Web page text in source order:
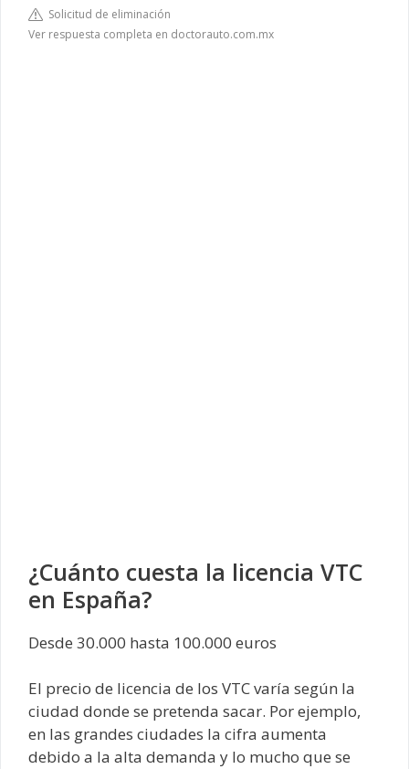
Solicitud de eliminación
Ver respuesta completa en doctorauto.com.mx
¿Cuánto cuesta la licencia VTC
en España?
Desde 30.000 hasta 100.000 euros
El precio de licencia de los VTC varía según la
ciudad donde se pretenda sacar. Por ejemplo,
en las grandes ciudades la cifra aumenta
debido a la alta demanda y lo mucho que se